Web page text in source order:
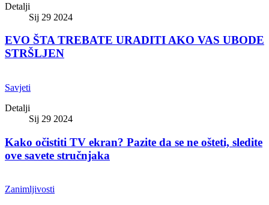
Detalji
Sij 29 2024
EVO ŠTA TREBATE URADITI AKO VAS UBODE
STRŠLJEN
Savjeti
Detalji
Sij 29 2024
Kako očistiti TV ekran? Pazite da se ne ošteti, sledite
ove savete stručnjaka
Zanimljivosti